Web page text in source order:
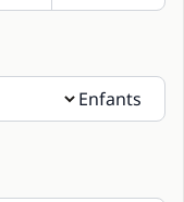
Enfants